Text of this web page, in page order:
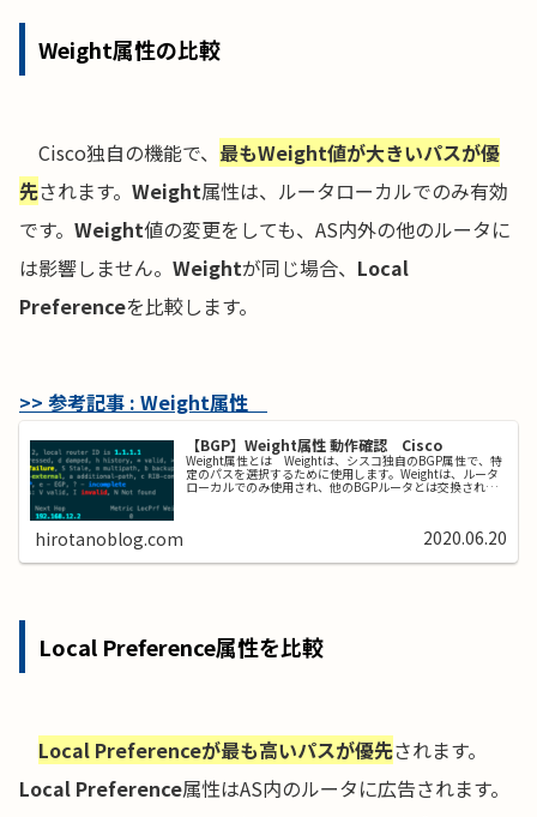
Weight属性の比較
Cisco独自の機能で、 最もWeight値が大きいパスが優
先されます。 Weight属性は、ルータローカルでのみ有効
です。 Weight値の変更をしても、AS内外の他のルータに
は影響しません。 Weightが同じ場合、 Local
Preferenceを比較します。
>> 参考記事 : Weight属性
【BGP】Weight属性 動作確認 Cisco
Weight属性とは Weightは、シスコ独自のBGP属性で、特
定のパスを選択するために使用します。Weightは、ルータ
ローカルでのみ使用され、他のBGPルータとは交換されま
せん。同じプレフィックスに対して、値が大きい方のルー
hirotanoblog.com 2020.06.20
Local Preference属性を比較
Local Preferenceが最も高いパスが優先されます。
Local Preference属性はAS内のルータに広告されます。